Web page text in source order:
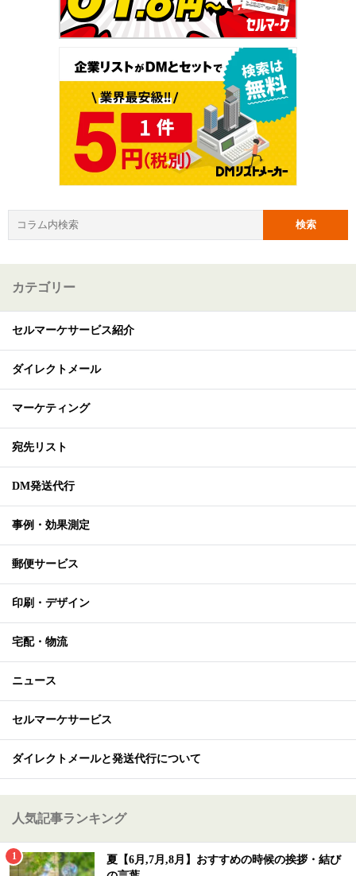
カテゴリー
セルマーケサービス紹介
ダイレクトメール
マーケティング
宛先リスト
DM発送代行
事例・効果測定
郵便サービス
印刷・デザイン
宅配・物流
ニュース
セルマーケサービス
ダイレクトメールと発送代行について
人気記事ランキング
夏【6月,7月,8月】おすすめの時候の挨拶・結び